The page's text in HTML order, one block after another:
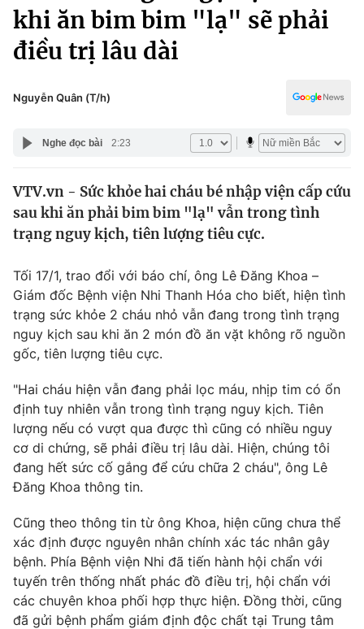
Chính trị
Thế giới
Thế giới đó đây
Câu chuyện quốc tế
Kinh tế
Tài chính
Thị trường
Góc doanh nghiệp
Dữ liệu và đời sống
Truyền hình
Phim VTV
Hậu trường
Nhân vật
Khán giả
Giải sao mai
Giải trí
Điện ảnh
Âm nhạc
Đời sống
Du lịch
Làm đẹp
Chất lượng cuộc sống
Tuyển sinh
Học trực tuyến
Công nghệ
Hitech Công nghệ tương lai
Sản phẩm
Giao lưu trực tuyến
Thể thao
Truyền hình
Văn hóa - Giải trí
Giáo dục
khi ăn bim bim "lạ" sẽ phải
điều trị lâu dài
Nguyễn Quân (T/h)
Nghe đọc bài 2:23
VTV.vn - Sức khỏe hai cháu bé nhập viện cấp cứu
sau khi ăn phải bim bim "lạ" vẫn trong tình
trạng nguy kịch, tiên lượng tiêu cực.
Tối 17/1, trao đổi với báo chí, ông Lê Đăng Khoa –
Giám đốc Bệnh viện Nhi Thanh Hóa cho biết, hiện tình
trạng sức khỏe 2 cháu nhỏ vẫn đang trong tình trạng
nguy kịch sau khi ăn 2 món đồ ăn vặt không rõ nguồn
gốc, tiên lượng tiêu cực.
"Hai cháu hiện vẫn đang phải lọc máu, nhịp tim có ổn
định tuy nhiên vẫn trong tình trạng nguy kịch. Tiên
lượng nếu có vượt qua được thì cũng có nhiều nguy
cơ di chứng, sẽ phải điều trị lâu dài. Hiện, chúng tôi
đang hết sức cố gắng để cứu chữa 2 cháu", ông Lê
Đăng Khoa thông tin.
Cũng theo thông tin từ ông Khoa, hiện cũng chưa thể
xác định được nguyên nhân chính xác tác nhân gây
bệnh. Phía Bệnh viện Nhi đã tiến hành hội chẩn với
tuyến trên thống nhất phác đồ điều trị, hội chẩn với
các chuyên khoa phối hợp thực hiện. Đồng thời, cũng
đã gửi bệnh phẩm giám định độc chất tại Trung tâm